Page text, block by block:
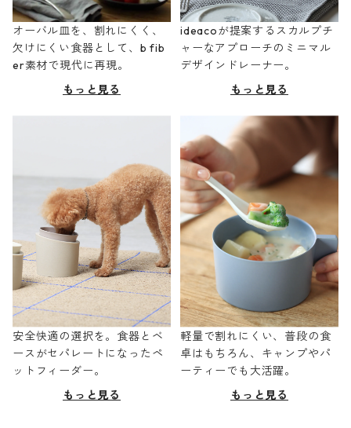
オーバル皿を、割れにくく、
欠けにくい食器として、b fib
er素材で現代に再現。
もっと見る
ideacoが提案するスカルプチ
ャーなアプローチのミニマル
デザインドレーナー。
もっと見る
安全快適の選択を。食器とベ
ースがセパレートになったペ
ットフィーダー。
もっと見る
軽量で割れにくい、普段の食
卓はもちろん、キャンプやパ
ーティーでも大活躍。
もっと見る